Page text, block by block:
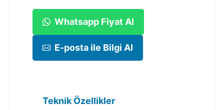
Whatsapp Fiyat Al
E-posta ile Bilgi Al
Teknik Özellikler